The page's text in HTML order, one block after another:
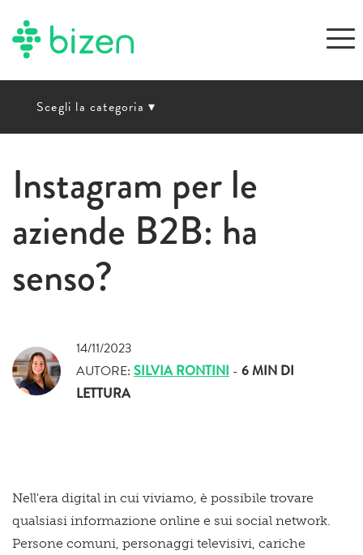
Scegli la categoria ▾
Instagram per le
aziende B2B: ha
senso?
14/11/2023
AUTORE: SILVIA RONTINI - 6 MIN DI
LETTURA
Nell'era digital in cui viviamo, è possibile trovare
qualsiasi informazione online e sui social network.
Persone comuni, personaggi televisivi, cariche